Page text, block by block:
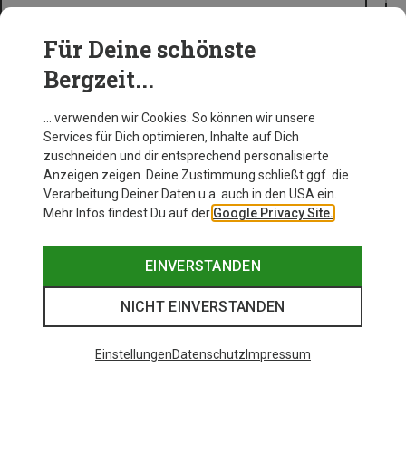
Für Deine schönste
Bergzeit...
… verwenden wir Cookies. So können wir unsere
Services für Dich optimieren, Inhalte auf Dich
zuschneiden und dir entsprechend personalisierte
Anzeigen zeigen. Deine Zustimmung schließt ggf. die
Verarbeitung Deiner Daten u.a. auch in den USA ein.
Mehr Infos findest Du auf der Google Privacy Site.
EINVERSTANDEN
NICHT EINVERSTANDEN
EinstellungenDatenschutz Impressum